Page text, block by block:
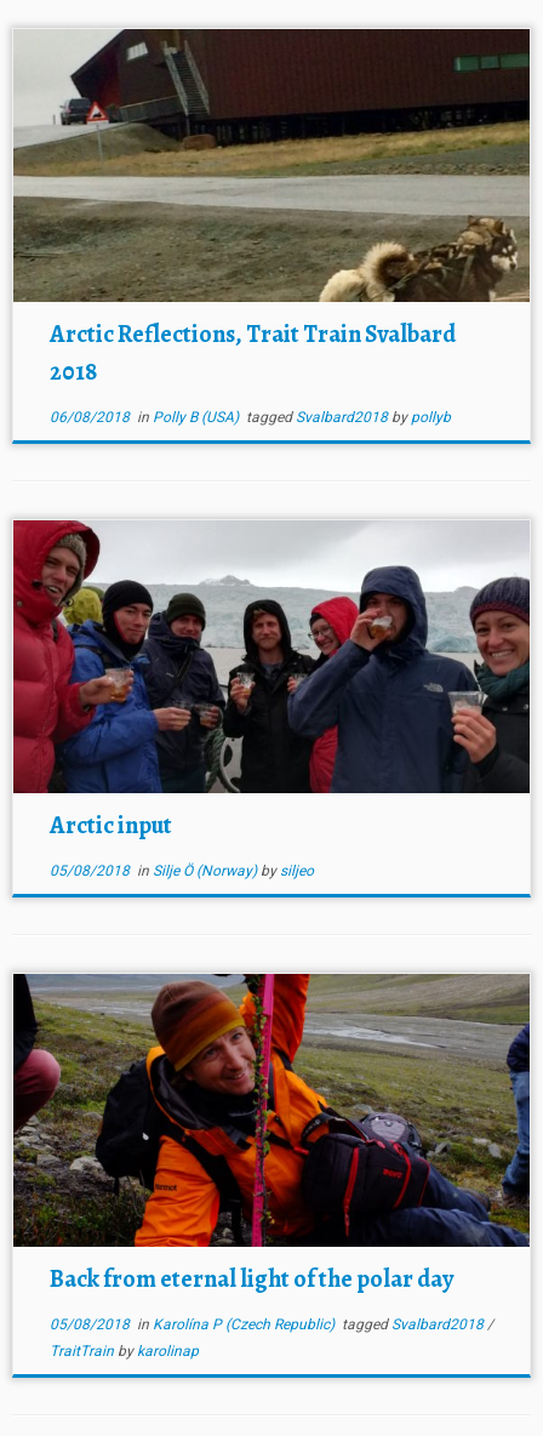
Arctic Reflections, Trait Train Svalbard
2018
06/08/2018in Polly B (USA) tagged Svalbard2018 by pollyb
Arctic input
05/08/2018in Silje Ö (Norway) by siljeo
Back from eternal light of the polar day
05/08/2018in Karolína P (Czech Republic) tagged Svalbard2018/
TraitTrain by karolinap